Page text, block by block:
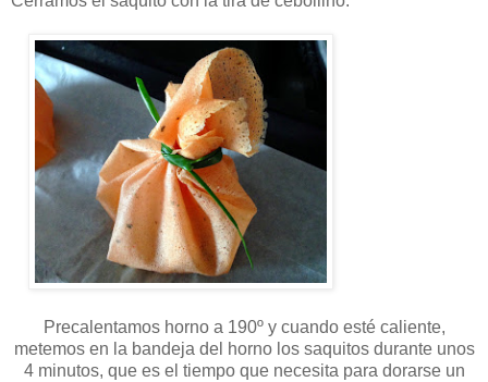
Precalentamos horno a 190º y cuando esté caliente,
metemos en la bandeja del horno los saquitos durante unos
4 minutos, que es el tiempo que necesita para dorarse un